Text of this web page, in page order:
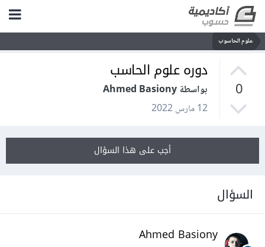
علوم الحاسوب
0
دوره علوم الحاسب
بواسطة Ahmed Basiony
12 مارس 2022
أجب على هذا السؤال
السؤال
Ahmed Basiony